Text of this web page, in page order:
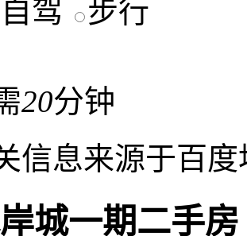
自驾 步行
20分钟
信息来源于百
城一期二手房